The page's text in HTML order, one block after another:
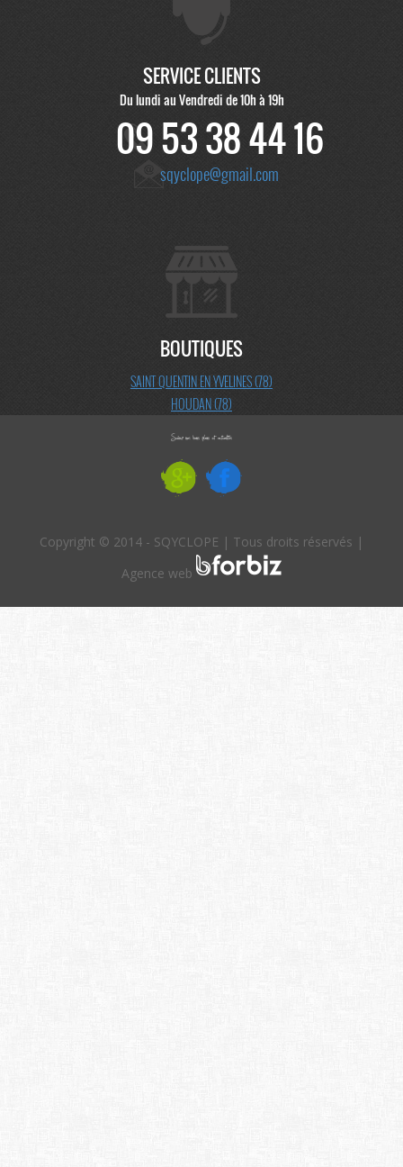
SERVICE CLIENTS
Du lundi au Vendredi de 10h à 19h
09 53 38 44 16
sqyclope@gmail.com
BOUTIQUES
SAINT QUENTIN EN YVELINES (78)
HOUDAN (78)
Copyright © 2014 - SQYCLOPE | Tous droits réservés |
Agence web